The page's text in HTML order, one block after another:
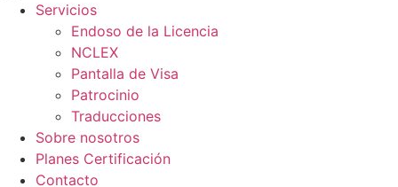
Servicios
Endoso de la Licencia
NCLEX
Pantalla de Visa
Patrocinio
Traducciones
Sobre nosotros
Planes Certificación
Contacto